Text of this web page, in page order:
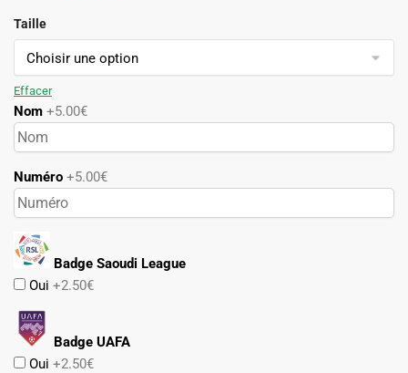
initial
était :
actuel
est :
Taille
Effacer
Nom +5.00€
Numéro +5.00€
Badge Saoudi League
Oui +2.50€
Badge UAFA
Oui +2.50€